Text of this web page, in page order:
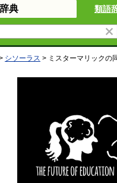
典 類語
シソーラス > ミスターマリックの